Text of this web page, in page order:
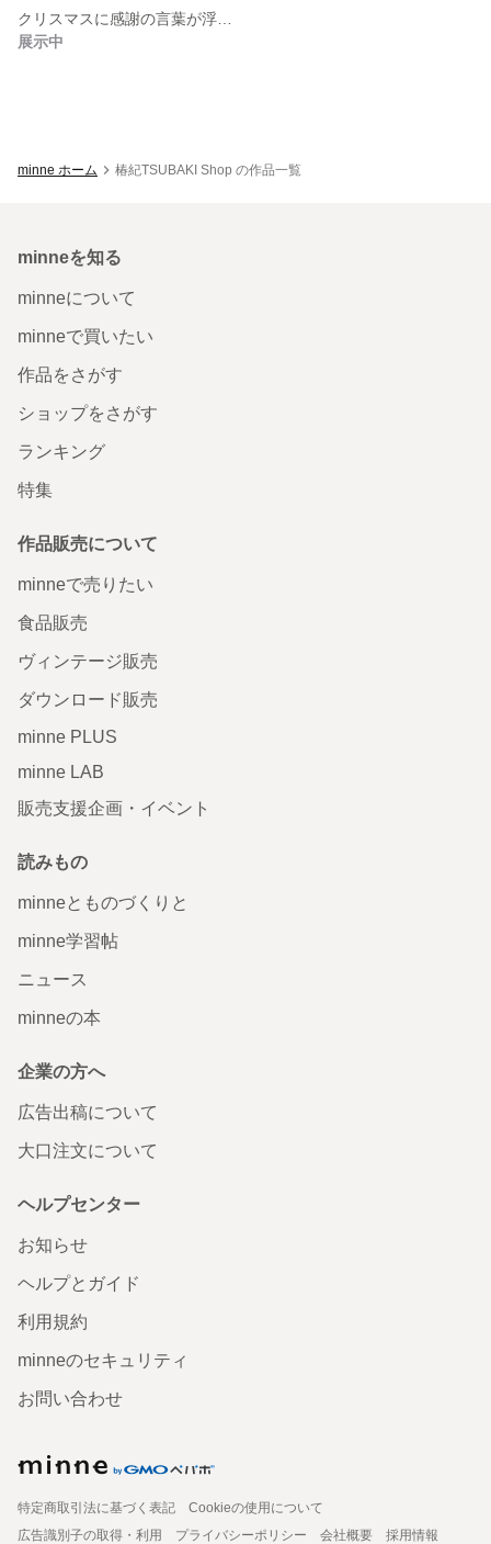
展示中
minne ホーム 椿紀TSUBAKI Shop の作品一覧
minneを知る
minneについて
minneで買いたい
作品をさがす
ショップをさがす
ランキング
特集
作品販売について
minneで売りたい
食品販売
ヴィンテージ販売
ダウンロード販売
minne PLUS
minne LAB
販売支援企画・イベント
読みもの
minneとものづくりと
minne学習帖
ニュース
minneの本
企業の方へ
広告出稿について
大口注文について
ヘルプセンター
お知らせ
ヘルプとガイド
利用規約
minneのセキュリティ
お問い合わせ
特定商取引法に基づく表記
Cookieの使用について
広告識別子の取得・利用
プライバシーポリシー 会社概要
採用情報